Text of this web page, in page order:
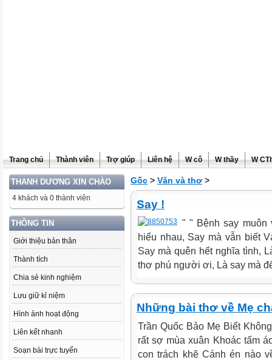
Trang chủ Thành viên Trợ giúp Liên hệ W cô W thầy W
THANH DƯƠNG XIN CHÀO
4 khách và 0 thành viên
THÔNG TIN
Giới thiệu bản thân
Thành tích
Chia sẻ kinh nghiệm
Lưu giữ kỉ niệm
Hình ảnh hoạt động
Liên kết nhanh
Soạn bài trực tuyến
Gốc > Văn và thơ >
Say !
" " Bệnh say muôn
hiểu nhau, Say mà vẫn biết
Say mà quên hết nghĩa tình,
thơ phú người ơi, Là say mà
Những bài thơ về Mẹ
Trần Quốc Bảo Mẹ Biết
rất sợ mùa xuân Khoác tấm
con trách khẽ Cánh én nào